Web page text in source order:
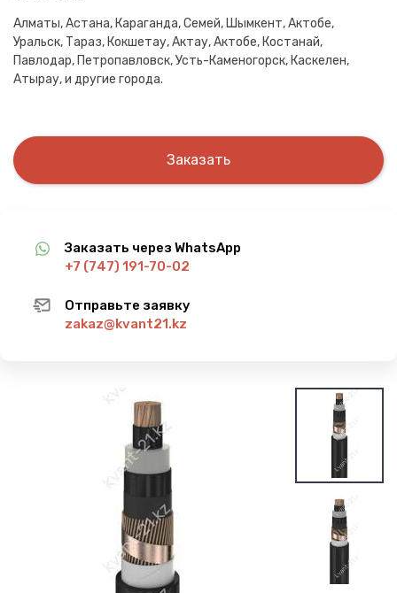
Алматы, Астана, Караганда, Семей, Шымкент, Актобе,
Уральск, Тараз, Кокшетау, Актау, Актобе, Костанай,
Павлодар, Петропавловск, Усть-Каменогорск, Каскелен,
Атырау, и другие города.
Заказать
Заказать через WhatsApp
+7 (747) 191-70-02
Отправьте заявку
zakaz@kvant21.kz